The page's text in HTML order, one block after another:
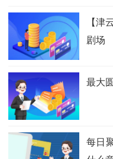
【津
剧场
最大
每日